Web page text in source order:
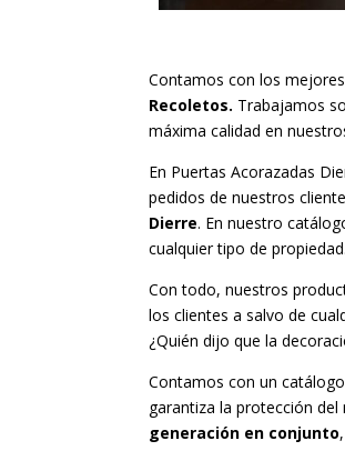
Contamos con los
Recoletos. Trabajamos
máxima calidad en
En Puertas Acorazadas
pedidos de nuestros
Dierre. En nuestro
cualquier tipo de propiedad.
Con todo, nuestros
los clientes a salvo de
¿Quién dijo que la
Contamos con un
garantiza la protección
generación en conjunto